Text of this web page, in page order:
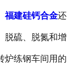
福建硅钙合金还
脱硫、脱氮和增
炉练钢车间用的